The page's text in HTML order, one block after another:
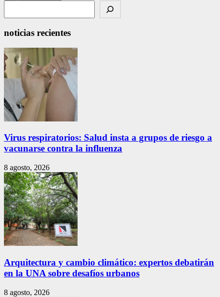
noticias recientes
Virus respiratorios: Salud insta a grupos de riesgo a
vacunarse contra la influenza
8 agosto, 2026
Arquitectura y cambio climático: expertos debatirán
en la UNA sobre desafíos urbanos
8 agosto, 2026